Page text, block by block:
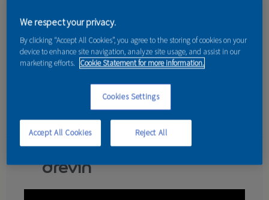
Základné rozdelenie
drevín
We respect your privacy.
By clicking “Accept All Cookies”, you agree to the storing of cookies on your
device to enhance site navigation, analyze site usage, and assist in our
marketing efforts. Cookie Statement for more information.
Cookies Settings
Reject All
Accept All Cookies